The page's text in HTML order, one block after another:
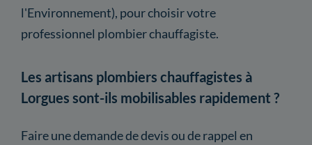
l'Environnement), pour choisir votre
professionnel plombier chauffagiste.
Les artisans plombiers chauffagistes à
Lorgues sont-ils mobilisables rapidement ?
Faire une demande de devis ou de rappel en